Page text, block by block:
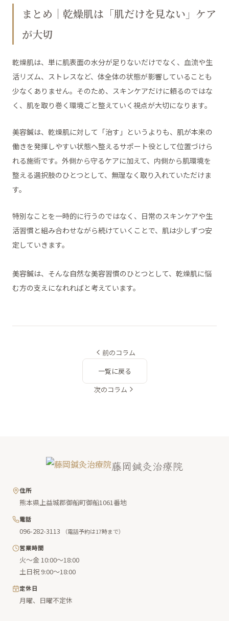
まとめ｜乾燥肌は「肌だけを見ない」ケア
が大切
乾燥肌は、単に肌表面の水分が足りないだけでなく、血流や生
活リズム、ストレスなど、体全体の状態が影響していることも
少なくありません。そのため、スキンケアだけに頼るのではな
く、肌を取り巻く環境ごと整えていく視点が大切になります。
美容鍼は、乾燥肌に対して「治す」というよりも、肌が本来の
働きを発揮しやすい状態へ整えるサポート役として位置づけら
れる施術です。外側から守るケアに加えて、内側から肌環境を
整える選択肢のひとつとして、無理なく取り入れていただけま
す。
特別なことを一時的に行うのではなく、日常のスキンケアや生
活習慣と組み合わせながら続けていくことで、肌は少しずつ安
定していきます。
美容鍼は、そんな自然な美容習慣のひとつとして、乾燥肌に悩
む方の支えになれればと考えています。
前のコラム
一覧に戻る
次のコラム
藤岡鍼灸治療院
住所
熊本県上益城郡御船町御船1061番地
電話
096-282-3113
（電話予約は17時まで）
営業時間
火〜金 10:00〜18:00
土日祝 9:00〜18:00
定休日
月曜、日曜不定休